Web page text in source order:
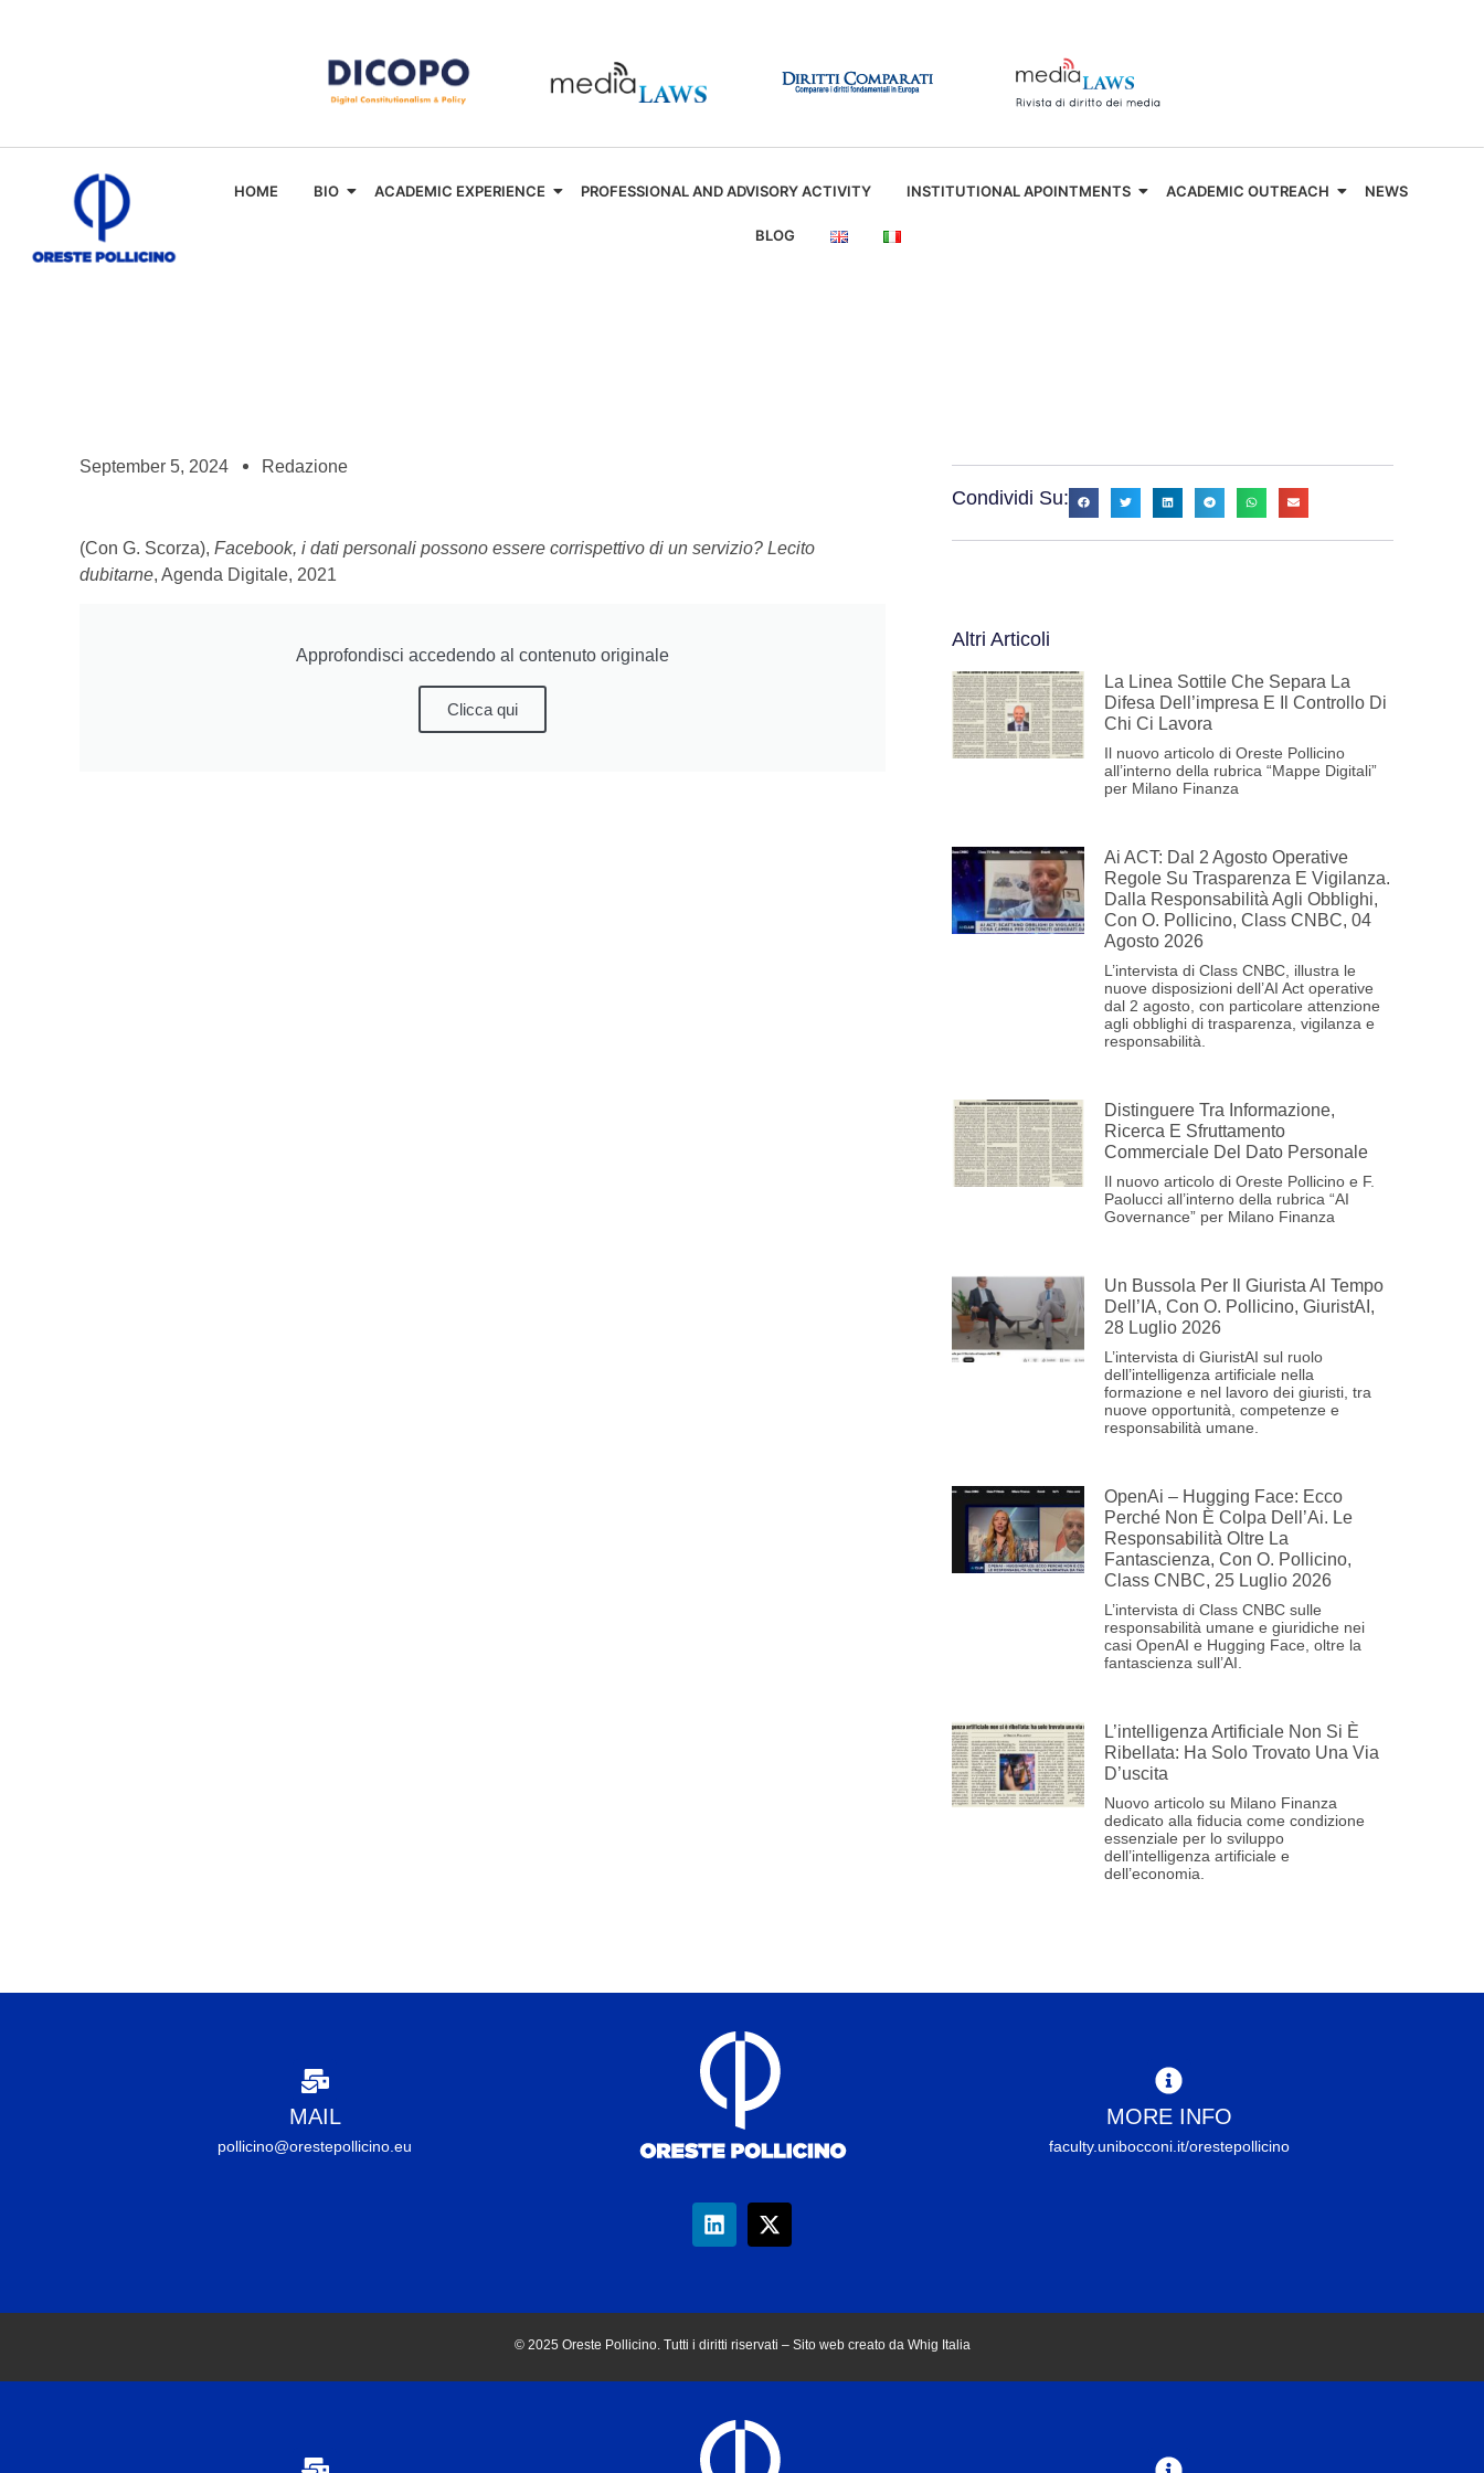
HOME BIO ACADEMIC EXPERIENCE PROFESSIONAL AND ADVISORY ACTIVITY INSTITUTIONAL APOINTMENTS ACADEMIC OUTREACH NEWS
BLOG
September 5, 2024 Redazione
(Con G. Scorza), Facebook, i dati personali possono essere corrispettivo di un servizio? Lecito
dubitarne, Agenda Digitale, 2021
Approfondisci accedendo al contenuto originale
Clicca qui
Condividi Su:
Altri Articoli
La Linea Sottile Che Separa La
Difesa Dell’impresa E Il Controllo Di
Chi Ci Lavora
Il nuovo articolo di Oreste Pollicino
all’interno della rubrica “Mappe Digitali”
per Milano Finanza
Ai ACT: Dal 2 Agosto Operative
Regole Su Trasparenza E Vigilanza.
Dalla Responsabilità Agli Obblighi,
Con O. Pollicino, Class CNBC, 04
Agosto 2026
L’intervista di Class CNBC, illustra le
nuove disposizioni dell’AI Act operative
dal 2 agosto, con particolare attenzione
agli obblighi di trasparenza, vigilanza e
responsabilità.
Distinguere Tra Informazione,
Ricerca E Sfruttamento
Commerciale Del Dato Personale
Il nuovo articolo di Oreste Pollicino e F.
Paolucci all’interno della rubrica “AI
Governance” per Milano Finanza
Un Bussola Per Il Giurista Al Tempo
Dell’IA, Con O. Pollicino, GiuristAI,
28 Luglio 2026
L’intervista di GiuristAI sul ruolo
dell’intelligenza artificiale nella
formazione e nel lavoro dei giuristi, tra
nuove opportunità, competenze e
responsabilità umane.
OpenAi – Hugging Face: Ecco
Perché Non È Colpa Dell’Ai. Le
Responsabilità Oltre La
Fantascienza, Con O. Pollicino,
Class CNBC, 25 Luglio 2026
L’intervista di Class CNBC sulle
responsabilità umane e giuridiche nei
casi OpenAI e Hugging Face, oltre la
fantascienza sull’AI.
L’intelligenza Artificiale Non Si È
Ribellata: Ha Solo Trovato Una Via
D’uscita
Nuovo articolo su Milano Finanza
dedicato alla fiducia come condizione
essenziale per lo sviluppo
dell’intelligenza artificiale e
dell’economia.
MAIL
pollicino@orestepollicino.eu
MORE INFO
faculty.unibocconi.it/orestepollicino
© 2025 Oreste Pollicino. Tutti i diritti riservati – Sito web creato da Whig Italia